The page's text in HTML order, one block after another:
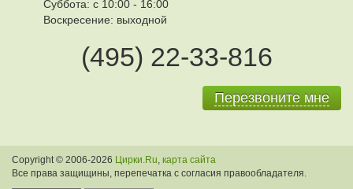
Суббота: с 10:00 - 16:00
Воскресение: выходной
(495) 22-33-816
Перезвоните мне
Copyright © 2006-2026 Цирки.Ru, карта сайта
Все права защищины, перепечатка с согласия правообладателя.